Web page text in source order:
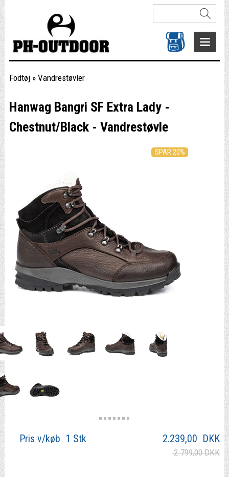
Fodtøj» Vandrestøvler
Hanwag Bangri SF Extra Lady -
Chestnut/Black - Vandrestøvle
SPAR 20%
Pris v/køb 1 Stk 2.239,00 DKK
2.799,00 DKK